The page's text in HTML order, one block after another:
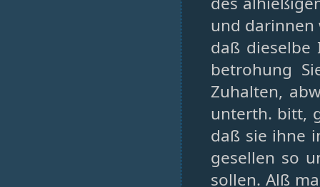
und darinnen
daß dieselbe
betrohung
Zuhalten,
unterth. bitt,
daß sie ihne
gesellen so
sollen. Alß